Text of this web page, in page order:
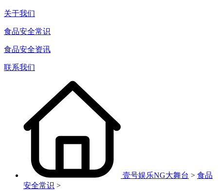
关于我们
食品安全常识
食品安全资讯
联系我们
壹号娱乐NG大舞台 > 食品
安全常识 >